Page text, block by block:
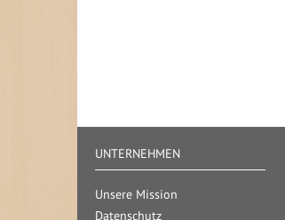
UNTERNEHMEN
Unsere Mission
Datenschutz